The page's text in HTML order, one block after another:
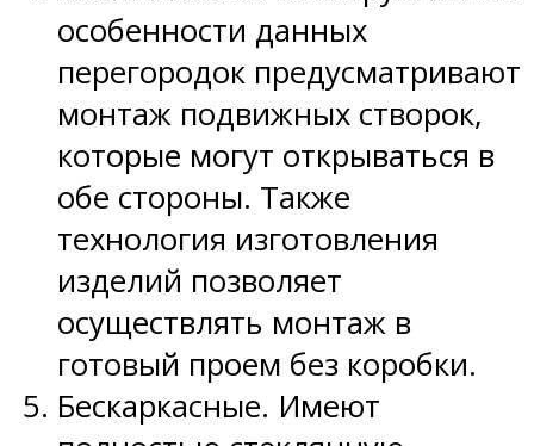
особенности данных
перегородок предусматривают
монтаж подвижных створок,
которые могут открываться в
обе стороны. Также
технология изготовления
изделий позволяет
осуществлять монтаж в
готовый проем без коробки.
Бескаркасные. Имеют